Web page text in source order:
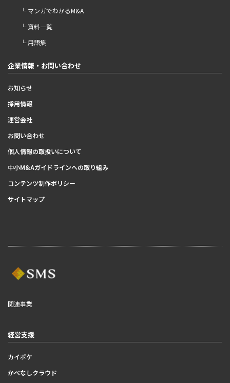
└ マンガでわかるM&A
└ 資料一覧
└ 用語集
企業情報・お問い合わせ
お知らせ
採用情報
運営会社
お問い合わせ
個人情報の取扱いについて
中小M&Aガイドラインへの取り組み
コンテンツ制作ポリシー
サイトマップ
関連事業
経営支援
カイポケ
かべなしクラウド